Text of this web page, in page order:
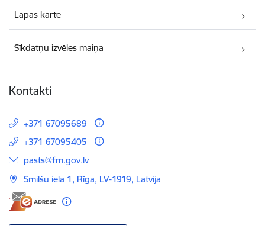
Lapas karte
Sīkdatņu izvēles maiņa
Kontakti
+371 67095689
+371 67095405
E-pasts:
pasts@fm.gov.lv
Smilšu iela 1, Rīga, LV-1919, Latvija